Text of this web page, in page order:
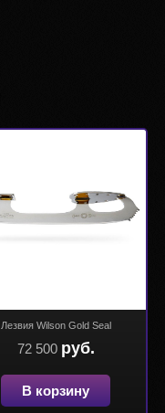
Лезвия Wilson Gold Seal
72 500 руб.
В корзину